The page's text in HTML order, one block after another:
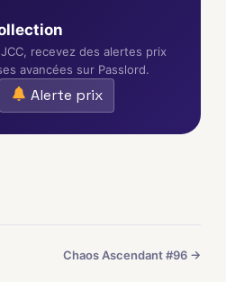
recevez des alertes prix
avancées sur Passlord.
Alerte prix
Chaos Ascendant #96 →